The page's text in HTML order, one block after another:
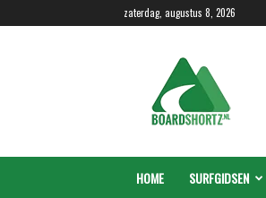
zaterdag, augustus 8, 2026
HOME SURFGIDSEN